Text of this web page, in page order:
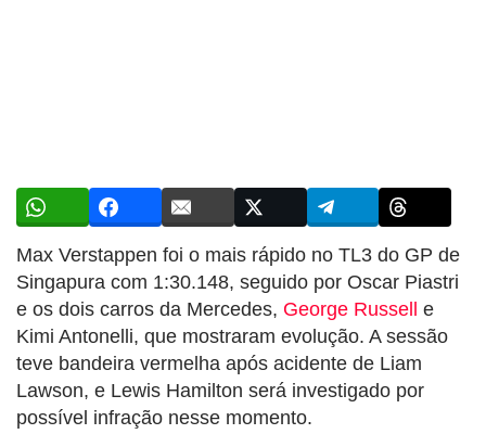
Max Verstappen foi o mais rápido no TL3 do GP de
Singapura com 1:30.148, seguido por Oscar Piastri
e os dois carros da Mercedes, George Russell e
Kimi Antonelli, que mostraram evolução. A sessão
teve bandeira vermelha após acidente de Liam
Lawson, e Lewis Hamilton será investigado por
possível infração nesse momento.